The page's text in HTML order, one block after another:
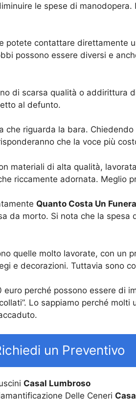
le spese di
potete contattare direttamente
possono essere diversi e
di scarsa qualità o addirittura
al defunto.
che riguarda la bara.
che la voce più
materiali di alta qualità,
riccamente adornata. Meglio
Quanto Costa Un
da morto. Si nota che la
quelle molto lavorate, con un
e decorazioni. Tuttavia sono
perché possono essere di
Lo sappiamo perché
un Preventivo
Casal Lumbroso
Delle Ceneri